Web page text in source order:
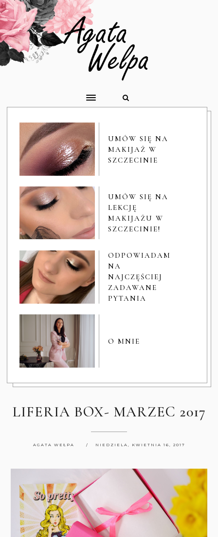
UMÓW SIĘ NA
MAKIJAŻ W
SZCZECINIE
UMÓW SIĘ NA
LEKCJĘ
MAKIJAŻU W
SZCZECINIE!
ODPOWIADAM
NA
NAJCZĘŚCIEJ
ZADAWANE
PYTANIA
O MNIE
LIFERIA BOX- MARZEC 2017
AGATA WEŁPA NIEDZIELA, KWIETNIA 16, 2017